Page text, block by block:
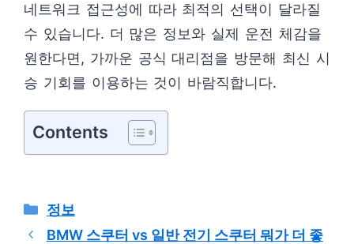
네트워크 접근성에 따라 최적의 선택이 달라질
수 있습니다. 더 많은 정보와 실제 운전 체감을
원한다면, 가까운 공식 대리점을 방문해 최신 시
승 기회를 이용하는 것이 바람직합니다.
Contents
카
테
정보
BMW 스쿠터 vs 일반 전기 스쿠터 뭐가 더 좋